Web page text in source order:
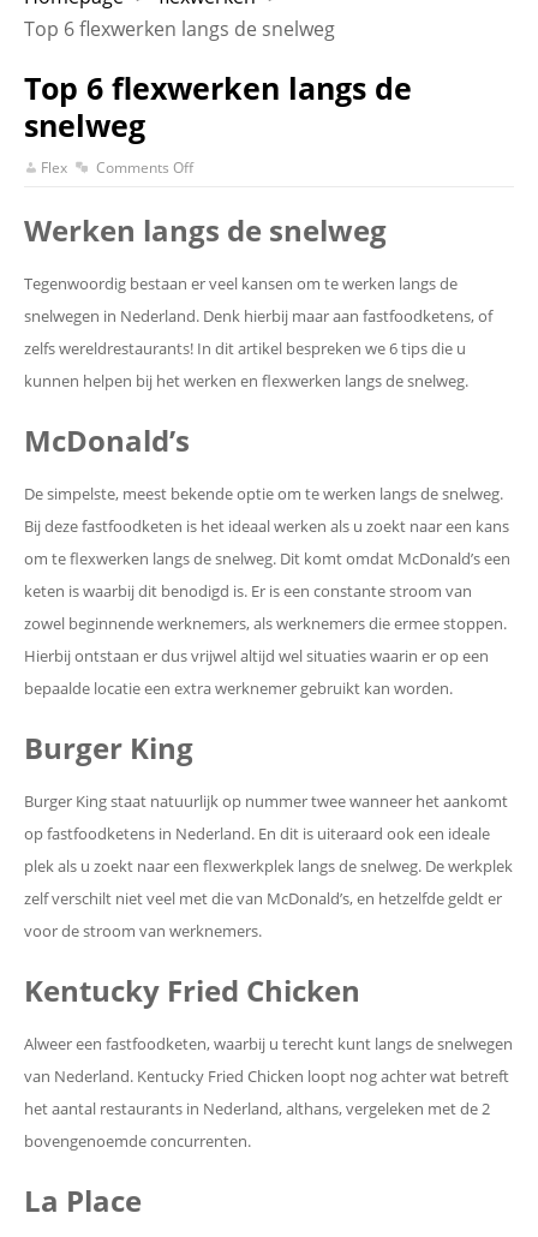
Top 6 flexwerken langs de snelweg
Top 6 flexwerken langs de
snelweg
Flex Comments Off
Werken langs de snelweg
Tegenwoordig bestaan er veel kansen om te werken langs de
snelwegen in Nederland. Denk hierbij maar aan fastfoodketens, of
zelfs wereldrestaurants! In dit artikel bespreken we 6 tips die u
kunnen helpen bij het werken en flexwerken langs de snelweg.
McDonald’s
De simpelste, meest bekende optie om te werken langs de snelweg.
Bij deze fastfoodketen is het ideaal werken als u zoekt naar een kans
om te flexwerken langs de snelweg. Dit komt omdat McDonald’s een
keten is waarbij dit benodigd is. Er is een constante stroom van
zowel beginnende werknemers, als werknemers die ermee stoppen.
Hierbij ontstaan er dus vrijwel altijd wel situaties waarin er op een
bepaalde locatie een extra werknemer gebruikt kan worden.
Burger King
Burger King staat natuurlijk op nummer twee wanneer het aankomt
op fastfoodketens in Nederland. En dit is uiteraard ook een ideale
plek als u zoekt naar een flexwerkplek langs de snelweg. De werkplek
zelf verschilt niet veel met die van McDonald’s, en hetzelfde geldt er
voor de stroom van werknemers.
Kentucky Fried Chicken
Alweer een fastfoodketen, waarbij u terecht kunt langs de snelwegen
van Nederland. Kentucky Fried Chicken loopt nog achter wat betreft
het aantal restaurants in Nederland, althans, vergeleken met de 2
bovengenoemde concurrenten.
La Place